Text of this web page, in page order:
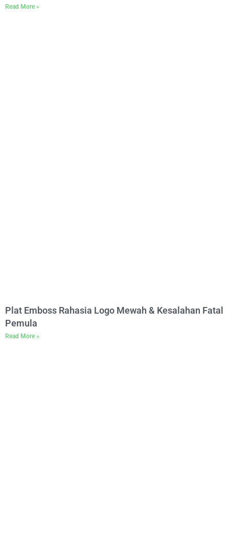
Read More »
Plat Emboss Rahasia Logo Mewah & Kesalahan Fatal
Pemula
Read More »